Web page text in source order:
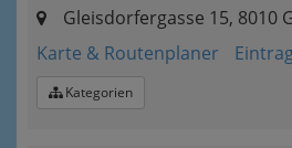
Gleisdorfergasse 15, 8010
Karte & Routenplaner
Kategorien